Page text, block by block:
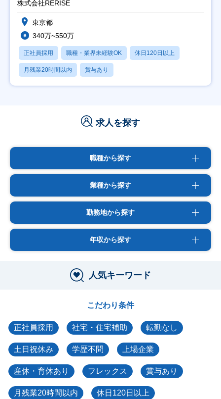
株式会社RERISE
東京都
340万~550万
正社員採用 職種・業界未経験OK 休日120日以上
月残業20時間以内 賞与あり
求人を探す
職種から探す
業種から探す
勤務地から探す
年収から探す
人気キーワード
こだわり条件
正社員採用 社宅・住宅補助 転勤なし
土日祝休み 学歴不問 上場企業
産休・育休あり フレックス 賞与あり
月残業20時間以内 休日120日以上